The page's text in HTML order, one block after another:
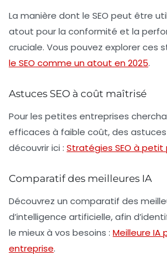
La manière dont le SEO peut être
atout pour la conformité et la
cruciale. Vous pouvez explorer ces
le SEO comme un atout en 2025.
Astuces SEO à coût maîtrisé
Pour les petites entreprises
efficaces à faible coût, des astuces
découvrir ici : Stratégies SEO à petit
Comparatif des meilleures IA
Découvrez un comparatif des
d’intelligence artificielle, afin
le mieux à vos besoins : Meilleure IA
entreprise.